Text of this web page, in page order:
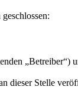
„Betreiber“)
dieser Stelle